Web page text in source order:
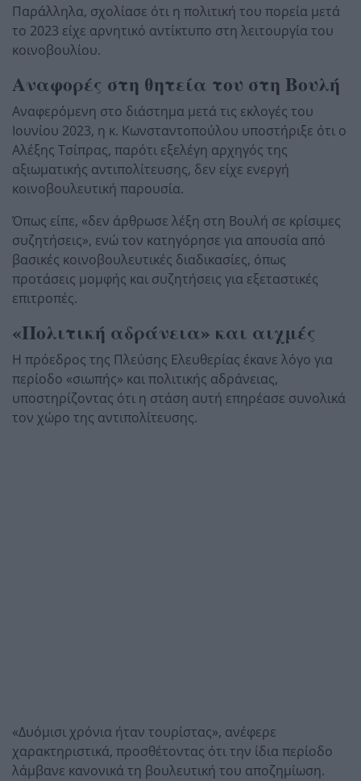
Παράλληλα, σχολίασε ότι η πολιτική του πορεία μετά
το 2023 είχε αρνητικό αντίκτυπο στη λειτουργία του
κοινοβουλίου.
Αναφορές στη θητεία του στη Βουλή
Αναφερόμενη στο διάστημα μετά τις εκλογές του
Ιουνίου 2023, η κ. Κωνσταντοπούλου υποστήριξε ότι ο
Αλέξης Τσίπρας, παρότι εξελέγη αρχηγός της
αξιωματικής αντιπολίτευσης, δεν είχε ενεργή
κοινοβουλευτική παρουσία.
Όπως είπε, «δεν άρθρωσε λέξη στη Βουλή σε κρίσιμες
συζητήσεις», ενώ τον κατηγόρησε για απουσία από
βασικές κοινοβουλευτικές διαδικασίες, όπως
προτάσεις μομφής και συζητήσεις για εξεταστικές
επιτροπές.
«Πολιτική αδράνεια» και αιχμές
Η πρόεδρος της Πλεύσης Ελευθερίας έκανε λόγο για
περίοδο «σιωπής» και πολιτικής αδράνειας,
υποστηρίζοντας ότι η στάση αυτή επηρέασε συνολικά
τον χώρο της αντιπολίτευσης.
«Δυόμισι χρόνια ήταν τουρίστας», ανέφερε
χαρακτηριστικά, προσθέτοντας ότι την ίδια περίοδο
λάμβανε κανονικά τη βουλευτική του αποζημίωση.